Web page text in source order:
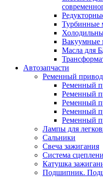
Турбинные
Вакуумные
Масла для
Автозапчасти
Ременный привод
Ременный
Ременный
Ременный
Ременный
Ременный
Лампы для
Сальники
Свеча зажигания
Система
Катушка
Подшипник.